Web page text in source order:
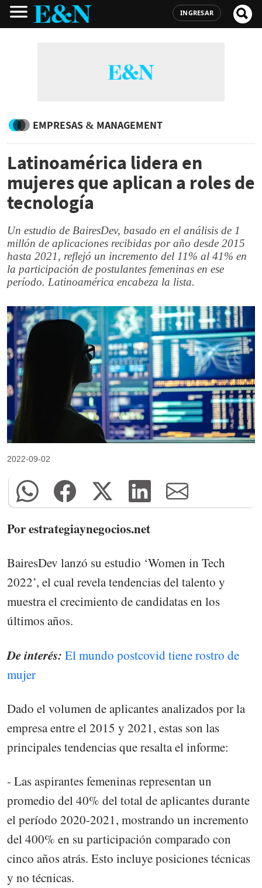
INGRESAR
EMPRESAS & MANAGEMENT
Latinoamérica lidera en
mujeres que aplican a roles de
tecnología
Un estudio de BairesDev, basado en el análisis de 1
millón de aplicaciones recibidas por año desde 2015
hasta 2021, reflejó un incremento del 11% al 41% en
la participación de postulantes femeninas en ese
período. Latinoamérica encabeza la lista.
2022-09-02
Por estrategiaynegocios.net
BairesDev lanzó su estudio ‘Women in Tech
2022’, el cual revela tendencias del talento y
muestra el crecimiento de candidatas en los
últimos años.
De interés: El mundo postcovid tiene rostro de
mujer
Dado el volumen de aplicantes analizados por la
empresa entre el 2015 y 2021, estas son las
principales tendencias que resalta el informe:
- Las aspirantes femeninas representan un
promedio del 40% del total de aplicantes durante
el período 2020-2021, mostrando un incremento
del 400% en su participación comparado con
cinco años atrás. Esto incluye posiciones técnicas
y no técnicas.